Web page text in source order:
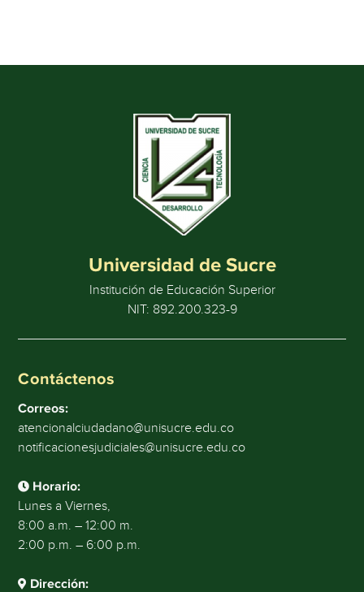
Universidad de Sucre
Institución de Educación Superior
NIT: 892.200.323-9
Contáctenos
Correos:
atencionalciudadano@unisucre.edu.co
notificacionesjudiciales@unisucre.edu.co
Horario:
Lunes a Viernes,
8:00 a.m. – 12:00 m.
2:00 p.m. – 6:00 p.m.
Dirección: